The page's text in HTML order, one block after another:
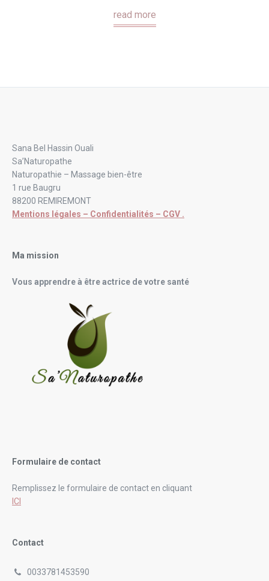
read more
Sana Bel Hassin Ouali
Sa’Naturopathe
Naturopathie – Massage bien-être
1 rue Baugru
88200 REMIREMONT
Mentions légales – Confidentialités – CGV .
Ma mission
Vous apprendre à être actrice de votre santé
Formulaire de contact
Remplissez le formulaire de contact en cliquant
ICI
Contact
0033781453590